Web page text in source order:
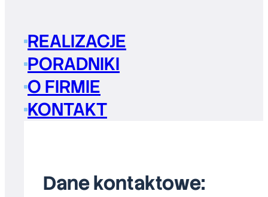
REALIZACJE
PORADNIKI
O FIRMIE
KONTAKT
Dane kontaktowe: